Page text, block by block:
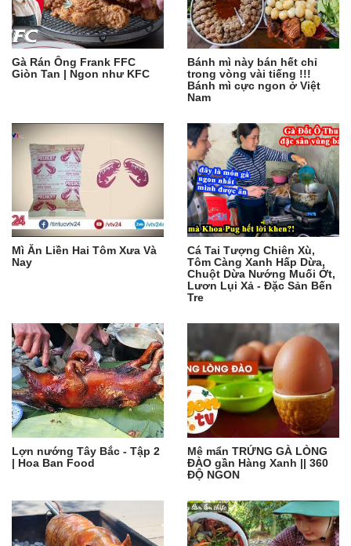
Gà Rán Ông Frank FFC
Giòn Tan | Ngon như KFC
Bánh mì này bán hết chỉ
trong vòng vài tiếng !!!
Bánh mì cực ngon ở Việt
Nam
Mì Ăn Liền Hai Tôm Xưa Và
Nay
Cá Tai Tượng Chiên Xù,
Tôm Càng Xanh Hấp Dừa,
Chuột Dừa Nướng Muối Ớt,
Lươn Lụi Xả - Đặc Sản Bến
Tre
Lợn nướng Tây Bắc - Tập 2
| Hoa Ban Food
Mê mẩn TRỨNG GÀ LÒNG
ĐÀO gần Hàng Xanh || 360
ĐỘ NGON